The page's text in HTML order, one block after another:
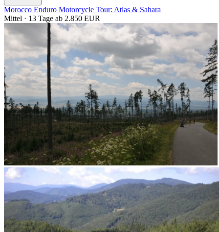
Morocco Enduro Motorcycle Tour: Atlas & Sahara
Mittel · 13 Tage ab 2.850 EUR